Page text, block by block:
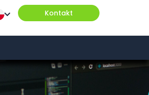
Kontakt